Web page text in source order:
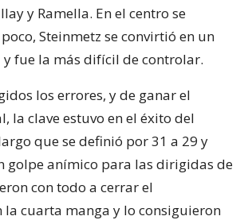
y Ramella. En el centro se
Steinmetz se convirtió en un
fue la más difícil de controlar.
los errores, y de ganar el
la clave estuvo en el éxito del
que se definió por 31 a 29 y
golpe anímico para las dirigidas de
con todo a cerrar el
la cuarta manga y lo consiguieron